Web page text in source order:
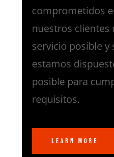
comprometidos
nuestros clientes
servicio posible y
estamos
posible para
requisitos.
Learn More